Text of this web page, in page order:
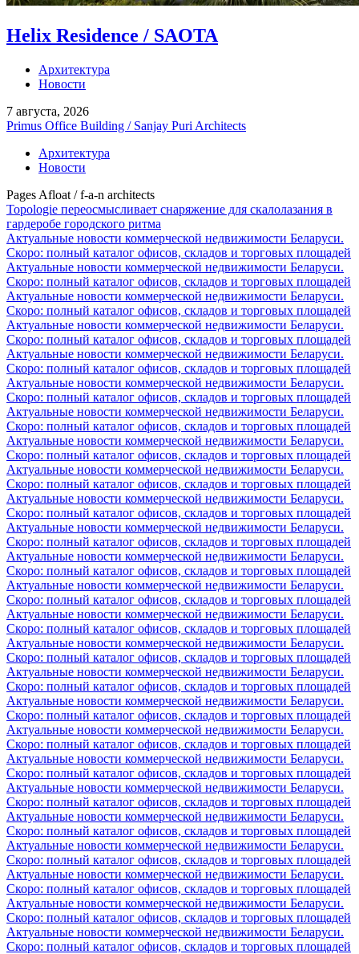
Helix Residence / SAOTA
Архитектура
Новости
7 августа, 2026
Primus Office Building / Sanjay Puri Architects
Архитектура
Новости
Pages Afloat / f-a-n architects
Topologie переосмысливает снаряжение для скалолазания в
гардеробе городского ритма
Актуальные новости коммерческой недвижимости Беларуси.
Скоро: полный каталог офисов, складов и торговых площадей
Актуальные новости коммерческой недвижимости Беларуси.
Скоро: полный каталог офисов, складов и торговых площадей
Актуальные новости коммерческой недвижимости Беларуси.
Скоро: полный каталог офисов, складов и торговых площадей
Актуальные новости коммерческой недвижимости Беларуси.
Скоро: полный каталог офисов, складов и торговых площадей
Актуальные новости коммерческой недвижимости Беларуси.
Скоро: полный каталог офисов, складов и торговых площадей
Актуальные новости коммерческой недвижимости Беларуси.
Скоро: полный каталог офисов, складов и торговых площадей
Актуальные новости коммерческой недвижимости Беларуси.
Скоро: полный каталог офисов, складов и торговых площадей
Актуальные новости коммерческой недвижимости Беларуси.
Скоро: полный каталог офисов, складов и торговых площадей
Актуальные новости коммерческой недвижимости Беларуси.
Скоро: полный каталог офисов, складов и торговых площадей
Актуальные новости коммерческой недвижимости Беларуси.
Скоро: полный каталог офисов, складов и торговых площадей
Актуальные новости коммерческой недвижимости Беларуси.
Скоро: полный каталог офисов, складов и торговых площадей
Актуальные новости коммерческой недвижимости Беларуси.
Скоро: полный каталог офисов, складов и торговых площадей
Актуальные новости коммерческой недвижимости Беларуси.
Скоро: полный каталог офисов, складов и торговых площадей
Актуальные новости коммерческой недвижимости Беларуси.
Скоро: полный каталог офисов, складов и торговых площадей
Актуальные новости коммерческой недвижимости Беларуси.
Скоро: полный каталог офисов, складов и торговых площадей
Актуальные новости коммерческой недвижимости Беларуси.
Скоро: полный каталог офисов, складов и торговых площадей
Актуальные новости коммерческой недвижимости Беларуси.
Скоро: полный каталог офисов, складов и торговых площадей
Актуальные новости коммерческой недвижимости Беларуси.
Скоро: полный каталог офисов, складов и торговых площадей
Актуальные новости коммерческой недвижимости Беларуси.
Скоро: полный каталог офисов, складов и торговых площадей
Актуальные новости коммерческой недвижимости Беларуси.
Скоро: полный каталог офисов, складов и торговых площадей
Актуальные новости коммерческой недвижимости Беларуси.
Скоро: полный каталог офисов, складов и торговых площадей
Актуальные новости коммерческой недвижимости Беларуси.
Скоро: полный каталог офисов, складов и торговых площадей
Актуальные новости коммерческой недвижимости Беларуси.
Скоро: полный каталог офисов, складов и торговых площадей
Актуальные новости коммерческой недвижимости Беларуси.
Скоро: полный каталог офисов, складов и торговых площадей
Актуальные новости коммерческой недвижимости Беларуси.
Скоро: полный каталог офисов, складов и торговых площадей